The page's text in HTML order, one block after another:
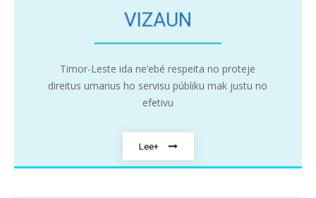
VIZAUN
Timor-Leste ida ne’ebé respeita no proteje
direitus umanus ho servisu públiku mak justu no
efetivu
Lee+